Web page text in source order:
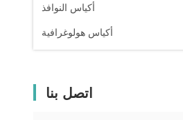
أكياس النوافذ
أكياس هولوغرافية
اتصل بنا